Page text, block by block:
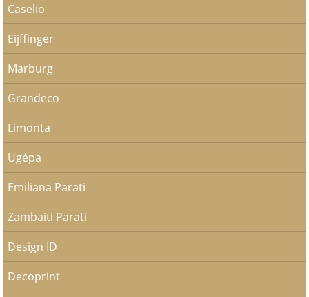
Caselio
Eijffinger
Marburg
Grandeco
Limonta
Ugépa
Emiliana Parati
Zambaiti Parati
Design ID
Decoprint